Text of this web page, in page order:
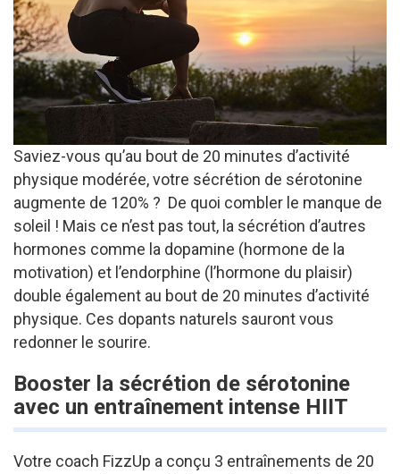
Saviez-vous qu’au bout de 20 minutes d’activité
physique modérée, votre sécrétion de sérotonine
augmente de 120% ? De quoi combler le manque de
soleil ! Mais ce n’est pas tout, la sécrétion d’autres
hormones comme la dopamine (hormone de la
motivation) et l’endorphine (l’hormone du plaisir)
double également au bout de 20 minutes d’activité
physique. Ces dopants naturels sauront vous
redonner le sourire.
Booster la sécrétion de sérotonine
avec un entraînement intense HIIT
Votre coach FizzUp a conçu 3 entraînements de 20